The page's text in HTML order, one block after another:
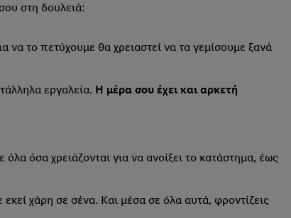
στη δουλειά:
να το πετύχουμε θα χρειαστεί να τα γεμίσουμε ξανά
εργαλεία. H μέρα σου έχει και αρκετή
όσα χρειάζονται για να ανοίξει το κατάστημα, έως
χάρη σε σένα. Και μέσα σε όλα αυτά, φροντίζεις